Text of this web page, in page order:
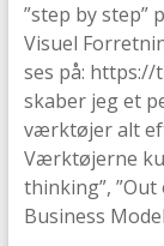
”step by step”
Visuel
ses på: https://
skaber jeg et
værktøjer alt
Værktøjerne
thinking”,
Business